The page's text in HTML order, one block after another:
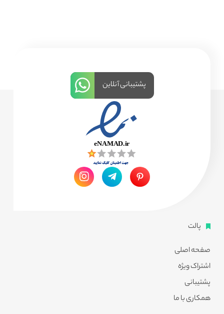
پالت
صفحه اصلی
اشتراک ویژه
پشتیبانی
همکاری با ما
پشتیبانی آنلاین